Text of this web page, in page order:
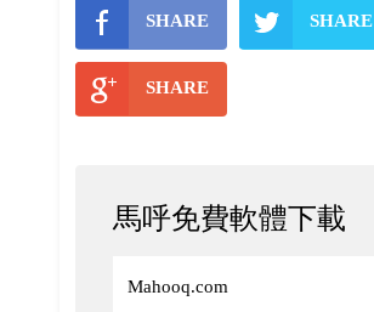
SHARE SHARE
SHARE
馬呼免費軟體下載
Mahooq.com